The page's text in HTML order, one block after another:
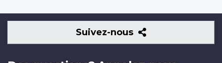
Suivez-nous
Suivez-
nous